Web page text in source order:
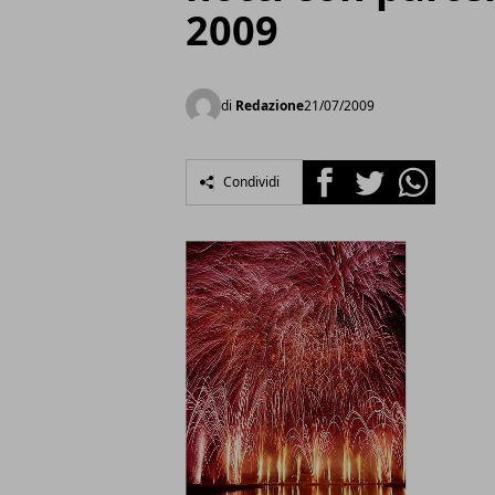
2009
di Redazione21/07/2009
Condividi FacebookTwitterWhatsapp